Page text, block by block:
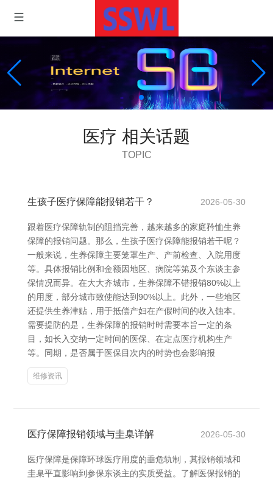
医疗 相关话题
TOPIC
生孩子医疗保障能报销若干？ 2026-05-30
跟着医疗保障轨制的阻挡完善，越来越多的家庭矜恤生养
保障的报销问题。那么，生孩子医疗保障能报销若干呢？
一般来说，生养保障主要笼罩生产、产前检查、入院用度
等。具体报销比例和金额因地区、病院等第及个东谈主参
保情况而异。在大大齐城市，生养保障不错报销80%以上
的用度，部分城市致使能达到90%以上。此外，一些地区
还提供生养津贴，用于抵偿产妇在产假时间的收入蚀本。
需要提防的是，生养保障的报销时时需要本旨一定的条
目，如长入交纳一定时间的医保、在定点医疗机构生产
等。同期，是否属于医保目次内的时势也会影响报
维修资讯
医疗保障报销领域与圭臬详解 2026-05-30
医疗保障是保障环球医疗用度的垂危轨制，其报销领域和
圭臬平直影响到参保东谈主的实质受益。了解医保报销的